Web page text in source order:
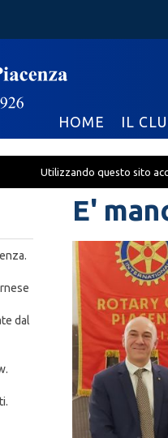
Utilizzando questo sito
E'
dal
HOME IL